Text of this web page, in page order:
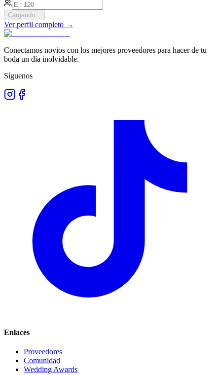
Cargando...
Ver perfil completo →
Conectamos novios con los mejores proveedores para hacer de tu
boda un día inolvidable.
Síguenos
Enlaces
Proveedores
Comunidad
Wedding Awards